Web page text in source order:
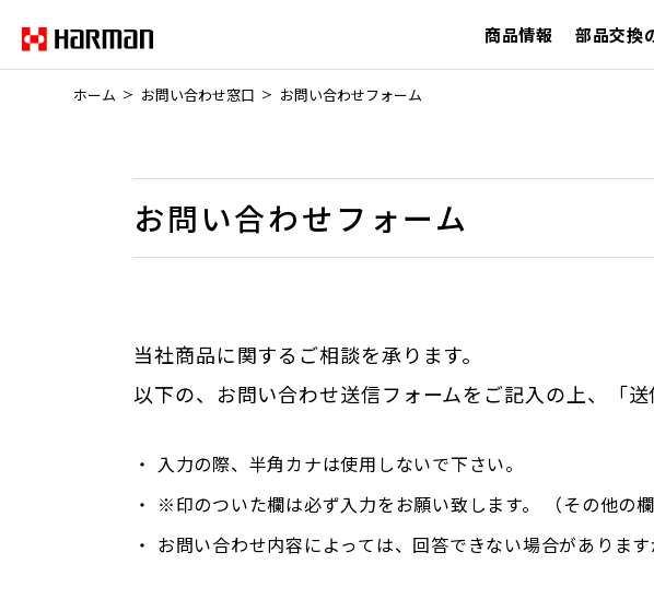
商品情報 部品交換
ホーム お問い合わせ窓口 お問い合わせフォーム
お問い合わせフォーム
当社商品に関するご相談を承ります。
以下の、お問い合わせ送信フォームをご記入の上、「送
・ 入力の際、半角カナは使用しないで下さい。
・ ※印のついた欄は必ず入力をお願い致します。 （その他の
・ お問い合わせ内容によっては、回答できない場合があります